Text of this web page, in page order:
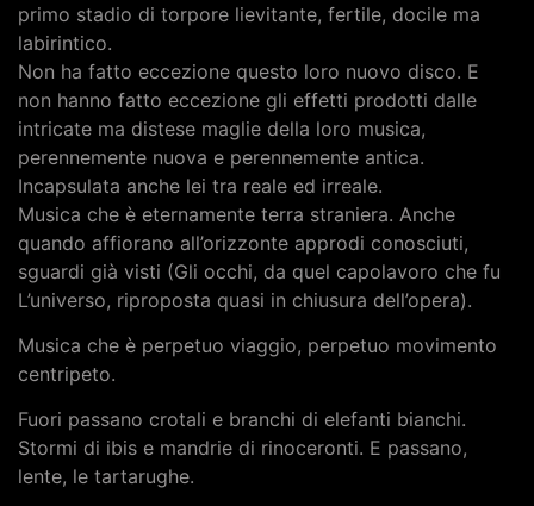
primo stadio di torpore lievitante, fertile, docile ma
labirintico.
Non ha fatto eccezione questo loro nuovo disco. E
non hanno fatto eccezione gli effetti prodotti dalle
intricate ma distese maglie della loro musica,
perennemente nuova e perennemente antica.
Incapsulata anche lei tra reale ed irreale.
Musica che è eternamente terra straniera. Anche
quando affiorano all’orizzonte approdi conosciuti,
sguardi già visti (Gli occhi, da quel capolavoro che fu
L’universo, riproposta quasi in chiusura dell’opera).
Musica che è perpetuo viaggio, perpetuo movimento
centripeto.
Fuori passano crotali e branchi di elefanti bianchi.
Stormi di ibis e mandrie di rinoceronti. E passano,
lente, le tartarughe.